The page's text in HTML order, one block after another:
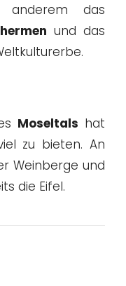
anderem das
und das
Moseltals hat
zu bieten. An
Weinberge und
die Eifel.